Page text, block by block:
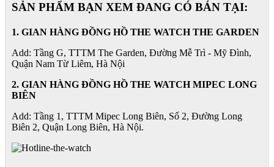
SẢN PHẨM BẠN XEM ĐANG CÓ BÁN TẠI:
1. GIAN HÀNG ĐỒNG HỒ THE WATCH THE GARDEN
Add: Tầng G, TTTM The Garden, Đường Mễ Trì - Mỹ Đình,
Quận Nam Từ Liêm, Hà Nội
2. GIAN HÀNG ĐỒNG HỒ THE WATCHMIPEC LONG
BIÊN
Add: Tầng 1, TTTM Mipec Long Biên, Số 2, Đường Long
Biên 2, Quận Long Biên, Hà Nội.